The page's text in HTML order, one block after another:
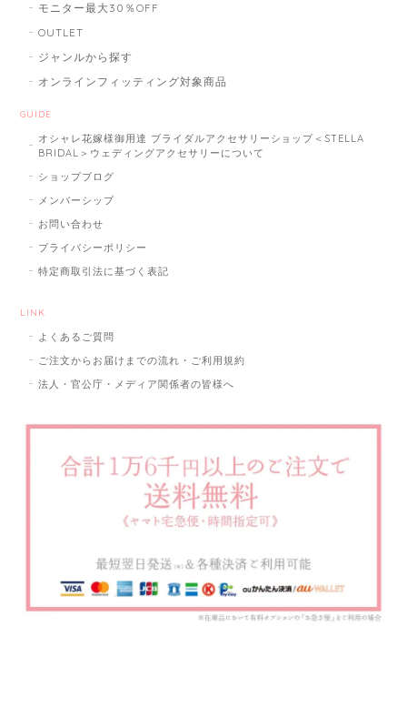
モニター最大30％OFF
OUTLET
ジャンルから探す
オンラインフィッティング対象商品
GUIDE
オシャレ花嫁様御用達 ブライダルアクセサリーショップ＜STELLA
BRIDAL＞ウェディングアクセサリーについて
ショップブログ
メンバーシップ
お問い合わせ
プライバシーポリシー
特定商取引法に基づく表記
LINK
よくあるご質問
ご注文からお届けまでの流れ・ご利用規約
法人・官公庁・メディア関係者の皆様へ